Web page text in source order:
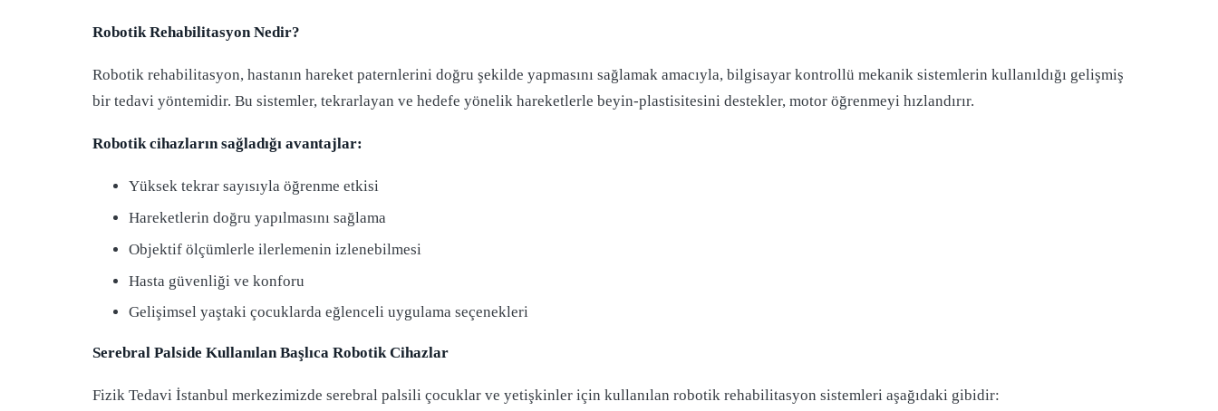
Robotik Rehabilitasyon Nedir?
Robotik rehabilitasyon, hastanın hareket paternlerini doğru şekilde yapmasını sağlamak amacıyla, bilgisayar kontrollü mekanik sistemlerin kullanıldığı gelişmiş
bir tedavi yöntemidir. Bu sistemler, tekrarlayan ve hedefe yönelik hareketlerle beyin-plastisitesini destekler, motor öğrenmeyi hızlandırır.
Robotik cihazların sağladığı avantajlar:
Yüksek tekrar sayısıyla öğrenme etkisi
Hareketlerin doğru yapılmasını sağlama
Objektif ölçümlerle ilerlemenin izlenebilmesi
Hasta güvenliği ve konforu
Gelişimsel yaştaki çocuklarda eğlenceli uygulama seçenekleri
Serebral Palside Kullanılan Başlıca Robotik Cihazlar
Fizik Tedavi İstanbul merkezimizde serebral palsili çocuklar ve yetişkinler için kullanılan robotik rehabilitasyon sistemleri aşağıdaki gibidir: